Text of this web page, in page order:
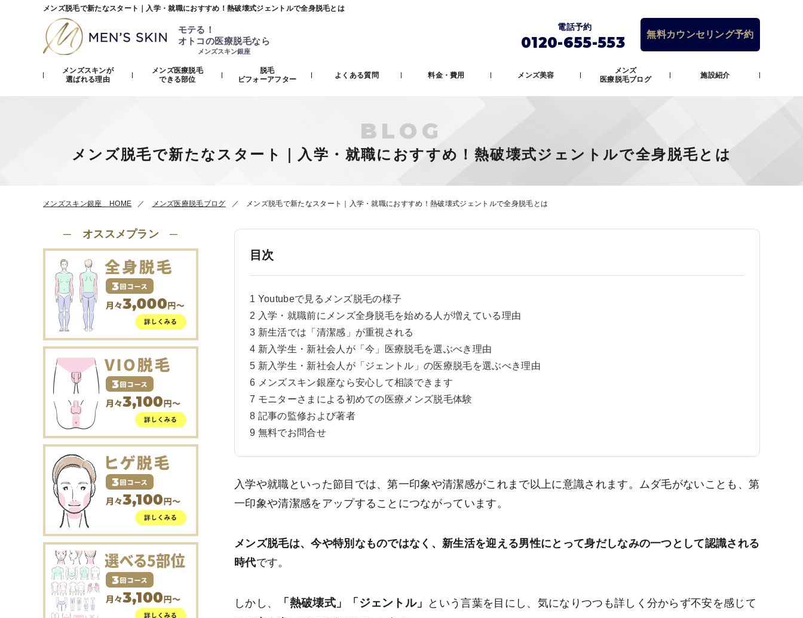
メンズ脱毛で新たなスタート｜入学・就職におすすめ！熱破壊式ジェントルで全身脱毛とは
モテる！
オトコの医療脱毛なら
メンズスキン銀座
電話予約
0120-655-553 無料カウンセリング予約
メンズスキンが
選ばれる理由
メンズ医療脱毛
できる部位
脱毛
ビフォーアフター
よくある質問 料金・費用 メンズ美容
メンズ
医療脱毛ブログ
施設紹介
BLOG
メンズ脱毛で新たなスタート｜入学・就職におすすめ！熱破壊式ジェントルで全身脱毛とは
メンズスキン銀座 HOME メンズ医療脱毛ブログ メンズ脱毛で新たなスタート｜入学・就職におすすめ！熱破壊式ジェントルで全身脱毛とは
目次
1 Youtubeで見るメンズ脱毛の様子
2 入学・就職前にメンズ全身脱毛を始める人が増えている理由
3 新生活では「清潔感」が重視される
4 新入学生・新社会人が「今」医療脱毛を選ぶべき理由
5 新入学生・新社会人が「ジェントル」の医療脱毛を選ぶべき理由
6 メンズスキン銀座なら安心して相談できます
7 モニターさまによる初めての医療メンズ脱毛体験
8 記事の監修および著者
9 無料でお問合せ
入学や就職といった節目では、第一印象や清潔感がこれまで以上に意識されます。ムダ毛がないことも、第
一印象や清潔感をアップすることにつながっています。
メンズ脱毛は、今や特別なものではなく、新生活を迎える男性にとって身だしなみの一つとして認識される
時代です。
しかし、 「熱破壊式」「ジェントル」
という言葉を目にし、気になりつつも詳しく分からず不安を感じて
─ オススメプラン ─